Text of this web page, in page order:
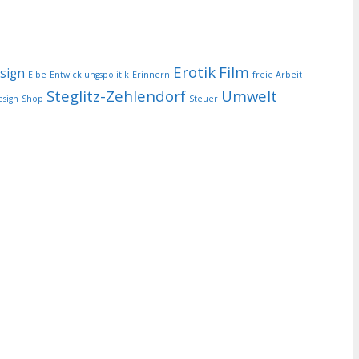
Elbe Entwicklungspolitik Erinnern Erotik Film freie Arbeit
Shop Steglitz-Zehlendorf Steuer Umwelt